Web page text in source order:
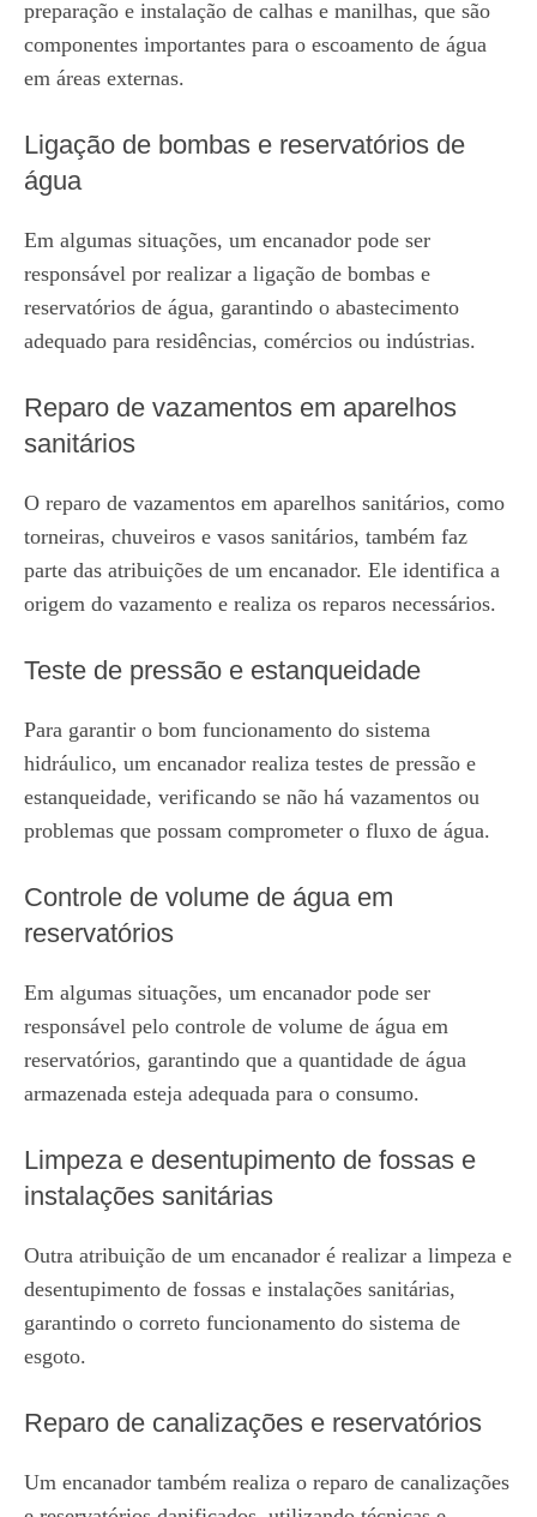
preparação e instalação de calhas e manilhas, que são
componentes importantes para o escoamento de água
em áreas externas.
Ligação de bombas e reservatórios de
água
Em algumas situações, um encanador pode ser
responsável por realizar a ligação de bombas e
reservatórios de água, garantindo o abastecimento
adequado para residências, comércios ou indústrias.
Reparo de vazamentos em aparelhos
sanitários
O reparo de vazamentos em aparelhos sanitários, como
torneiras, chuveiros e vasos sanitários, também faz
parte das atribuições de um encanador. Ele identifica a
origem do vazamento e realiza os reparos necessários.
Teste de pressão e estanqueidade
Para garantir o bom funcionamento do sistema
hidráulico, um encanador realiza testes de pressão e
estanqueidade, verificando se não há vazamentos ou
problemas que possam comprometer o fluxo de água.
Controle de volume de água em
reservatórios
Em algumas situações, um encanador pode ser
responsável pelo controle de volume de água em
reservatórios, garantindo que a quantidade de água
armazenada esteja adequada para o consumo.
Limpeza e desentupimento de fossas e
instalações sanitárias
Outra atribuição de um encanador é realizar a limpeza e
desentupimento de fossas e instalações sanitárias,
garantindo o correto funcionamento do sistema de
esgoto.
Reparo de canalizações e reservatórios
Um encanador também realiza o reparo de canalizações